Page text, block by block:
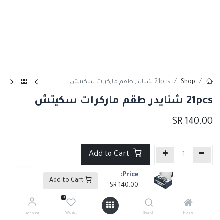
Price:
140.00
Home
Search
0
Wishlist
Account
Shop 21pcs شنايدر طقم ماركرات سكيتش
21pcs شنايدر طقم ماركرات سكيتش
140.00
Add to Cart
إضافة إلى قائمة الأمنيات
المنتج الاكثر شهره